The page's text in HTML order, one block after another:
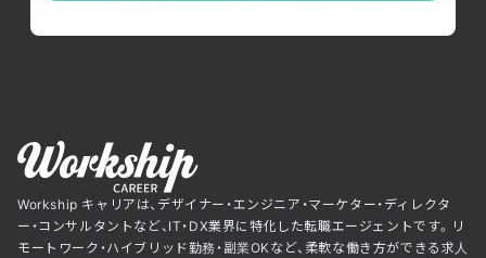
Workship キャリアは、デザイナー・エンジニア・マーケター・ディレクタ
ー・コンサルタントなど、IT・DX業界に特化した転職エージェントです。リ
モートワーク・ハイブリッド勤務・副業OKなど、柔軟な働き方ができる求人